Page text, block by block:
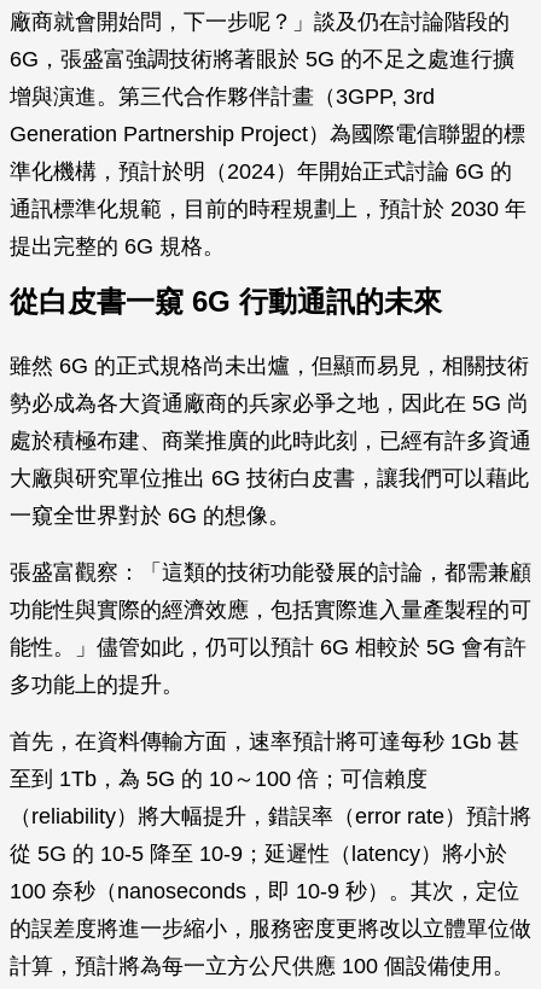
廠商就會開始問，下一步呢？」談及仍在討論階段的
6G，張盛富強調技術將著眼於 5G 的不足之處進行擴
增與演進。第三代合作夥伴計畫（3GPP, 3rd
Generation Partnership Project）為國際電信聯盟的標
準化機構，預計於明（2024）年開始正式討論 6G 的
通訊標準化規範，目前的時程規劃上，預計於 2030 年
提出完整的 6G 規格。
從白皮書一窺 6G 行動通訊的未來
雖然 6G 的正式規格尚未出爐，但顯而易見，相關技術
勢必成為各大資通廠商的兵家必爭之地，因此在 5G 尚
處於積極布建、商業推廣的此時此刻，已經有許多資通
大廠與研究單位推出 6G 技術白皮書，讓我們可以藉此
一窺全世界對於 6G 的想像。
張盛富觀察：「這類的技術功能發展的討論，都需兼顧
功能性與實際的經濟效應，包括實際進入量產製程的可
能性。」儘管如此，仍可以預計 6G 相較於 5G 會有許
多功能上的提升。
首先，在資料傳輸方面，速率預計將可達每秒 1Gb 甚
至到 1Tb，為 5G 的 10～100 倍；可信賴度
（reliability）將大幅提升，錯誤率（error rate）預計將
從 5G 的 10-5 降至 10-9；延遲性（latency）將小於
100 奈秒（nanoseconds，即 10-9 秒）。其次，定位
的誤差度將進一步縮小，服務密度更將改以立體單位做
計算，預計將為每一立方公尺供應 100 個設備使用。